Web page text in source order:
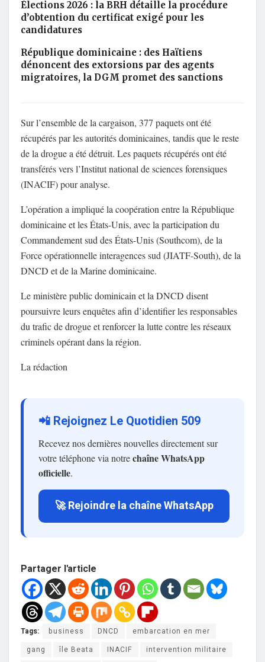
Élections 2026 : la BRH détaille la procédure
d’obtention du certificat exigé pour les
candidatures
République dominicaine : des Haïtiens
dénoncent des extorsions par des agents
migratoires, la DGM promet des sanctions
Sur l’ensemble de la cargaison, 377 paquets ont été
récupérés par les autorités dominicaines, tandis que le reste
de la drogue a été détruit. Les paquets récupérés ont été
transférés vers l’Institut national de sciences forensiques
(INACIF) pour analyse.
L’opération a impliqué la coopération entre la République
dominicaine et les États-Unis, avec la participation du
Commandement sud des États-Unis (Southcom), de la
Force opérationnelle interagences sud (JIATF-South), de la
DNCD et de la Marine dominicaine.
Le ministère public dominicain et la DNCD disent
poursuivre leurs enquêtes afin d’identifier les responsables
du trafic de drogue et renforcer la lutte contre les réseaux
criminels opérant dans la région.
La rédaction
📲 Rejoignez Le Quotidien 509
Recevez nos dernières nouvelles directement sur
votre téléphone via notrechaîne WhatsApp
officielle.
🚀 Rejoindre la chaîne WhatsApp
Partager l'article
Tags: business DNCD
embarcation en mer
gang
île Beata INACIF
intervention militaire